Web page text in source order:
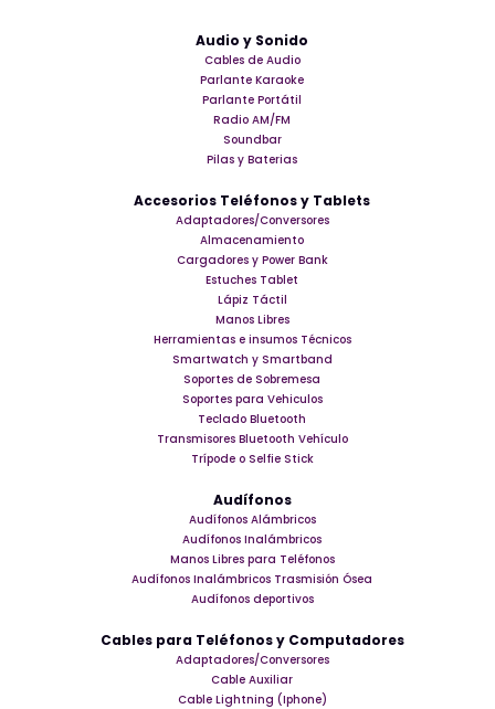
Audio y Sonido
Cables de Audio
Parlante Karaoke
Parlante Portátil
Radio AM/FM
Soundbar
Pilas y Baterias
Accesorios Teléfonos y Tablets
Adaptadores/Conversores
Almacenamiento
Cargadores y Power Bank
Estuches Tablet
Lápiz Táctil
Manos Libres
Herramientas e insumos Técnicos
Smartwatch y Smartband
Soportes de Sobremesa
Soportes para Vehiculos
Teclado Bluetooth
Transmisores Bluetooth Vehículo
Trípode o Selfie Stick
Audífonos
Audífonos Alámbricos
Audífonos Inalámbricos
Manos Libres para Teléfonos
Audífonos Inalámbricos Trasmisión Ósea
Audífonos deportivos
Cables para Teléfonos y Computadores
Adaptadores/Conversores
Cable Auxiliar
Cable Lightning (Iphone)